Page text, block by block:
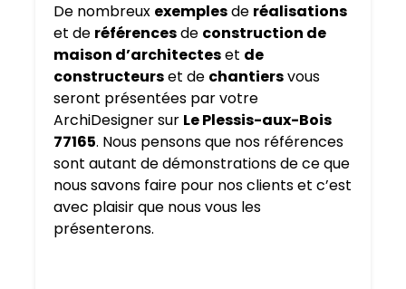
De nombreux exemplesde réalisations
et de référencesde construction de
maison d’architecteset de
constructeurset de chantiersvous
seront présentées par votre
ArchiDesigner sur Le Plessis-aux-Bois
77165. Nous pensons que nos références
sont autant de démonstrations de ce que
nous savons faire pour nos clients et c’est
avec plaisir que nous vous les
présenterons.